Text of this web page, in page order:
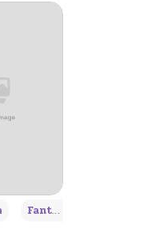
Fantasy แฟนตาซี